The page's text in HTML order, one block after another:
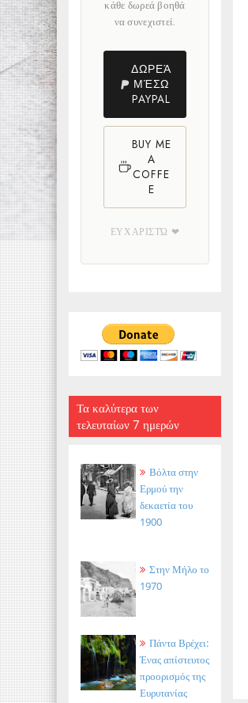
κάθε δωρεά βοηθά
να συνεχιστεί.
ΔΩΡΕΆ
ΜΈΣΩ
PAYPAL
BUY ME
A
COFFE
E
ΕΥΧΑΡΙΣΤΏ ❤
Τα καλύτερα των
τελευταίων 7 ημερών
Βόλτα στην
Ερμού την
δεκαετία του
1900
Στην Μήλο το
1970
Πάντα Βρέχει:
Ένας απίστευτος
προορισμός της
Ευρυτανίας